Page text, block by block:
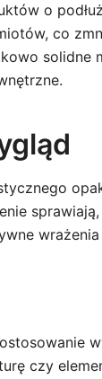
o
co
solidne
czy